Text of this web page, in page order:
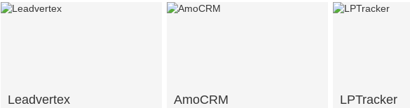
Leadvertex AmoCRM LPTracker